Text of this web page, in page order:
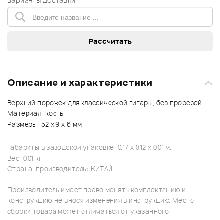
Описание и характеристики
Верхний порожек для классической гитары, без прорезей
Материал: кость
Размеры: 52 x 9 x 6 мм
Габариты в заводской упаковке: 0.17 x 0.12 x 0.01 м.
Вес: 0.01 кг
Страна-производитель: КИТАЙ
Производитель имеет право менять комплектацию и
конструкцию, не внося изменения в инструкцию. Место
сборки товара может отличаться от указанного.